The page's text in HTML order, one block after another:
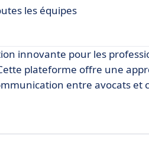
les équipes
innovante pour les
plateforme offre une
entre avocats et